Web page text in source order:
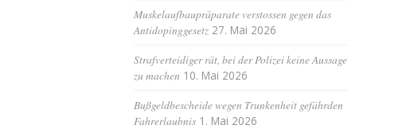
Muskelaufbaupräparate verstossen gegen das
Antidopinggesetz 27. Mai 2026
Strafverteidiger rät, bei der Polizei keine Aussage
zu machen 10. Mai 2026
Bußgeldbescheide wegen Trunkenheit gefährden
Fahrerlaubnis 1. Mai 2026